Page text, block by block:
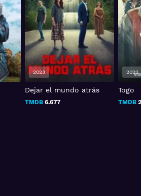
Dejar el mundo atrás
TMDB6.677
2023
Togo
TMDB 2
2022